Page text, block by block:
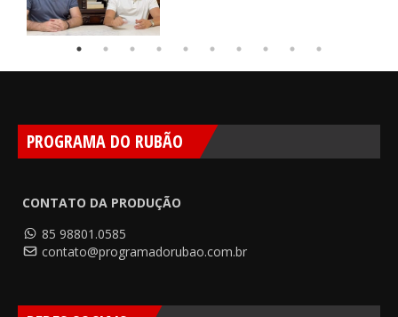
PROGRAMA DO RUBÃO
CONTATO DA PRODUÇÃO
85 98801.0585
contato@programadorubao.com.br